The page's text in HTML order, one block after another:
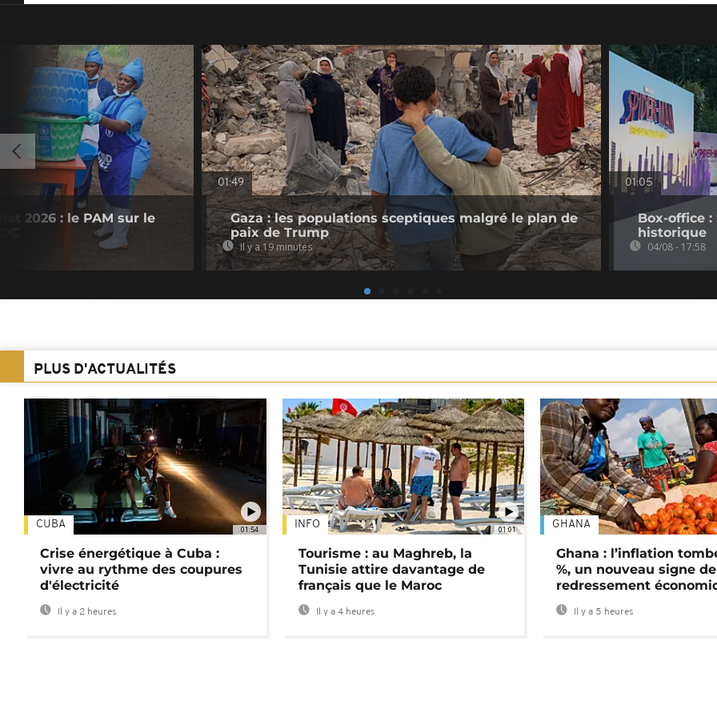
2026 : le PAM sur le
01:49
Gaza : les populations sceptiques malgré le plan de
paix de Trump
Il y a 19 minutes
01:05
Box-office :
historique
04/08 - 17:58
PLUS D'ACTUALITÉS
01:54
CUBA
Crise énergétique à Cuba :
vivre au rythme des coupures
d'électricité
Il y a 2 heures
01:01
INFO
Tourisme : au Maghreb, la
Tunisie attire davantage de
français que le Maroc
Il y a 4 heures
GHANA
Ghana : l’inflation
%, un nouveau signe de
redressement
Il y a 5 heures